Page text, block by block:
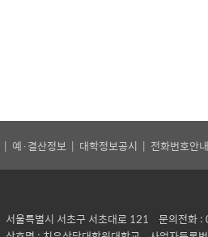
| 예·결산정보 | 대학정보공시 | 전화번호안내
서울특별시 서초구 서초대로 121 문의